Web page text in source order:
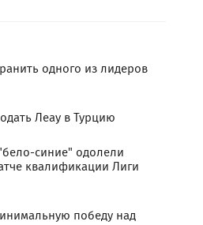
одного из лидеров
Леау в Турцию
синие" одолели
квалификации Лиги
победу над